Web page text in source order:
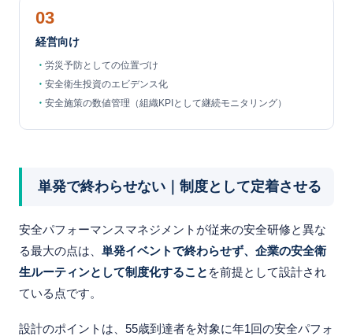
03
経営向け
労災予防としての位置づけ
安全衛生投資のエビデンス化
安全施策の数値管理（組織KPIとして継続モニタリング）
単発で終わらせない｜制度として定着させる
安全パフォーマンスマネジメントが従来の安全研修と異な
る最大の点は、 単発イベントで終わらせず、企業の安全衛
生ルーティンとして制度化すること を前提として設計され
ている点です。
設計のポイントは、55歳到達者を対象に年1回の安全パフォ